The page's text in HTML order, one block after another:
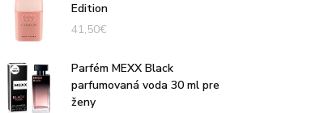
Edition
41,50€
Parfém MEXX Black
parfumovaná voda 30 ml pre
ženy